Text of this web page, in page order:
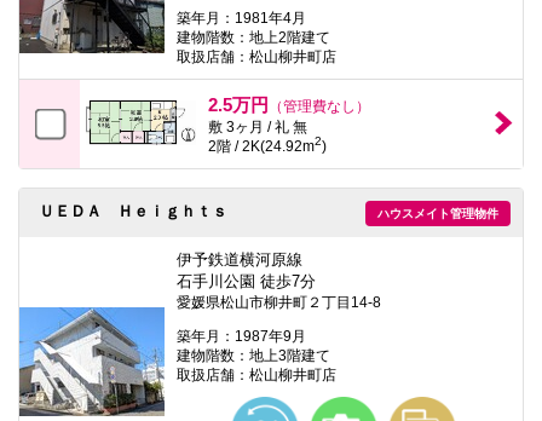
築年月：1981年4月
建物階数：地上2階建て
取扱店舗：松山柳井町店
2.5万円
（管理費なし）
敷 3ヶ月 / 礼 無
2階 / 2K(24.92m2)
ハウスメイト管理物件
ＵＥＤＡ Ｈｅｉｇｈｔｓ
伊予鉄道横河原線
石手川公園 徒歩7分
愛媛県松山市柳井町２丁目14-8
築年月：1987年9月
建物階数：地上3階建て
取扱店舗：松山柳井町店